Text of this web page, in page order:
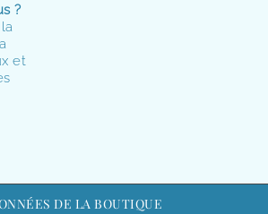
?
et
DE LA BOUTIQUE